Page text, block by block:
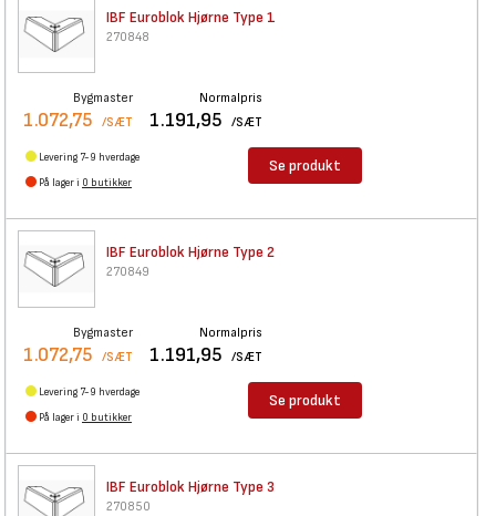
IBF Euroblok Hjørne Type 1
270848
Bygmaster
1.072,75 /SÆT
Normalpris
1.191,95 /SÆT
Levering 7-9 hverdage
På lager i 0 butikker
Se produkt
IBF Euroblok Hjørne Type 2
270849
Bygmaster
1.072,75 /SÆT
Normalpris
1.191,95 /SÆT
Levering 7-9 hverdage
På lager i 0 butikker
Se produkt
IBF Euroblok Hjørne Type 3
270850